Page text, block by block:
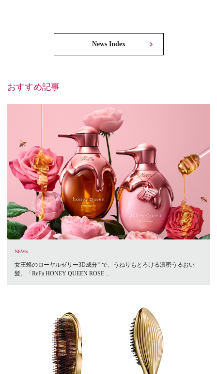
News Index
おすすめ記事
NEWS
女王蜂のローヤルゼリー3D成分※1で、うねりもとろける濃密うるおい
髪。「ReFa HONEY QUEEN ROSE ...